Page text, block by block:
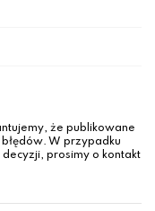
że publikowane
W przypadku
prosimy o kontakt